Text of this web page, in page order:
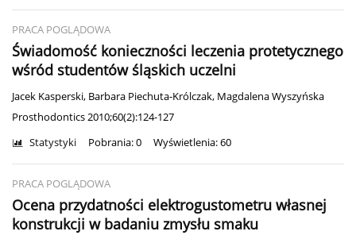
PRACA POGLĄDOWA
Świadomość konieczności leczenia protetycznego
wśród studentów śląskich uczelni
Jacek Kasperski, Barbara Piechuta-Królczak, Magdalena Wyszyńska
Prosthodontics 2010;60(2):124-127
Statystyki Pobrania: 0 Wyświetlenia: 60
PRACA POGLĄDOWA
Ocena przydatności elektrogustometru własnej
konstrukcji w badaniu zmysłu smaku